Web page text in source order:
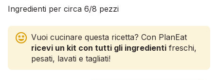
Ingredienti per circa 6/8 pezzi
Vuoi cucinare questa ricetta? Con PlanEat
ricevi un kit con tutti gli ingredienti freschi,
pesati, lavati e tagliati!